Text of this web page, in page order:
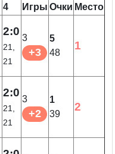
4 Игры Очки Место
2:0
21,
21
3
+3
5
48
1
2:0
21,
21
3
+2
1
39
2